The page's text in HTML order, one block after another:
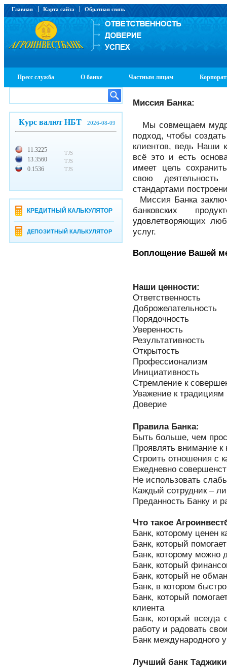
Главная Карта сайта Обратная связь
Пресс служба О банке Частным лицам
Курс валют НБТ 2026-08-09
11.3225
13.3560
0.1536
TJS
TJS
TJS
КРЕДИТНЫЙ КАЛЬКУЛЯТОР
ДЕПОЗИТНЫЙ КАЛЬКУЛЯТОР
Миссия Банка:
Мы совмещаем
подход, чтобы
клиентов, ведь Наши
всё это и есть
имеет цель
свою
стандартами
Миссия Банка
банковских
удовлетворяющих
услуг.
Воплощение Вашей
Наши ценности:
Ответственность
Доброжелательность
Порядочность
Уверенность
Результативность
Открытость
Профессионализм
Инициативность
Стремление к
Уважение к традициям
Доверие
Правила Банка:
Быть больше, чем
Проявлять внимание к
Строить отношения с
Ежедневно
Не использовать
Каждый сотрудник –
Преданность Банку и
Что такое
Банк, которому ценен
Банк, который
Банк, которому можно
Банк, который
Банк, который не
Банк, в котором
Банк, который
клиента
Банк, который
работу и радовать
Банк международного
Лучший банк